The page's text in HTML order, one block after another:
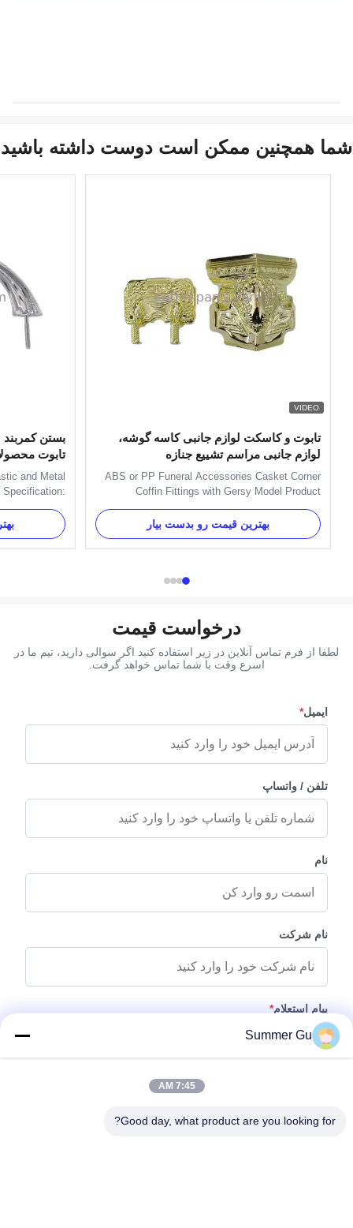
شما همچنین ممکن است دوست داشته باشید
VIDEO
تابوت و کاسکت لوازم جانبی کاسه گوشه،
لوازم جانبی مراسم تشییع جنازه
ABS or PP Funeral Accessories Casket Corner
Coffin Fittings with Gersy Model Product
Description: This is Christ Model Corner. One
set: 4pcs big casket corners, 8 pcs small casket
corners, 2pcs 203cm long steel bars and 2pcs
66cmshort steel bars. 1. Item Name : TX-Model
بهترین قیمت رو بدست بیار
بستن
تابوت
and Metal
Specification:
gaskets
request.
Plastic and
as your order
درخواست قیمت
لطفا از فرم تماس آنلاین در زیر استفاده کنید اگر سوالی دارید، تیم ما در
اسرع وقت با شما تماس خواهد گرفت.
ایمیل*
تلفن / واتساپ
نام
نام شرکت
پیام استعلام*
Summer Gu
7:45 AM
Good day, what product are you looking for?